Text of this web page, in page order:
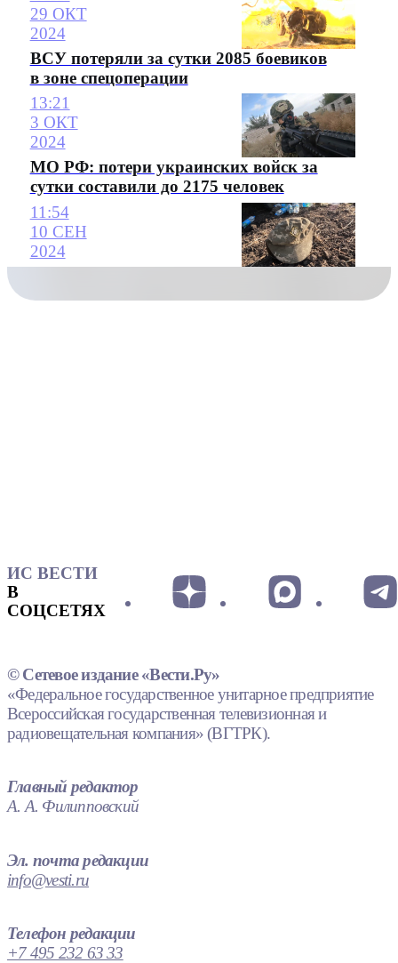
29 ОКТ
2024
ВСУ потеряли за сутки 2085 боевиков
в зоне спецоперации
13:21
3 ОКТ
2024
МО РФ: потери украинских войск за
сутки составили до 2175 человек
11:54
10 СЕН
2024
ИС ВЕСТИ
В
СОЦСЕТЯХ
© Сетевое издание «Вести.Ру»
«Федеральное государственное унитарное предприятие
Всероссийская государственная телевизионная и
радиовещательная компания» (ВГТРК).
Главный редактор
А. А. Филипповский
Эл. почта редакции
info@vesti.ru
Телефон редакции
+7 495 232 63 33